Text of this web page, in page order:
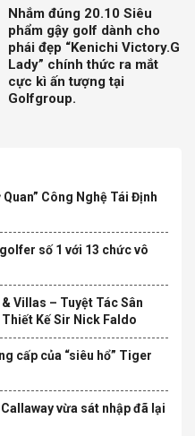
Nhắm đúng 20.10 Siêu
phẩm gậy golf dành cho
phái đẹp “Kenichi Victory.G
Lady” chính thức ra mắt
cực kì ấn tượng tại
Golfgroup.
Công Nghệ Tái Định
số 1 với 13 chức vô
Villas – Tuyệt Tác Sân
Thiết Kế Sir Nick Faldo
cấp của “siêu hổ” Tiger
vừa sát nhập đã lại